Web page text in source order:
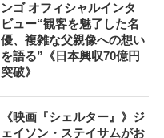
ンゴ オフィシャルインタ
ビュー“観客を魅了した名
優、複雑な父親像への想い
を語る”《日本興収70億円
突破》
《映画『シェルター』》ジ
ェイソン・ステイサムがお